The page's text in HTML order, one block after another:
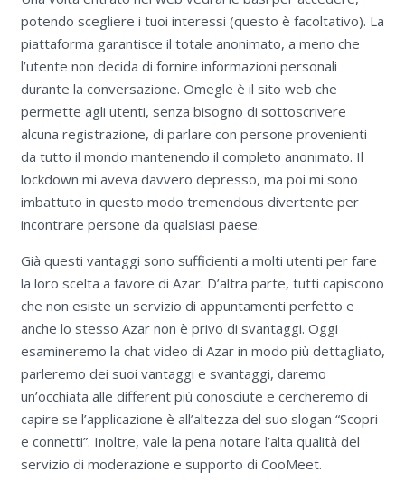
potendo scegliere i tuoi interessi (questo è facoltativo). La
piattaforma garantisce il totale anonimato, a meno che
l’utente non decida di fornire informazioni personali
durante la conversazione. Omegle è il sito web che
permette agli utenti, senza bisogno di sottoscrivere
alcuna registrazione, di parlare con persone provenienti
da tutto il mondo mantenendo il completo anonimato. Il
lockdown mi aveva davvero depresso, ma poi mi sono
imbattuto in questo modo tremendous divertente per
incontrare persone da qualsiasi paese.
Già questi vantaggi sono sufficienti a molti utenti per fare
la loro scelta a favore di Azar. D’altra parte, tutti capiscono
che non esiste un servizio di appuntamenti perfetto e
anche lo stesso Azar non è privo di svantaggi. Oggi
esamineremo la chat video di Azar in modo più dettagliato,
parleremo dei suoi vantaggi e svantaggi, daremo
un’occhiata alle different più conosciute e cercheremo di
capire se l’applicazione è all’altezza del suo slogan “Scopri
e connetti”. Inoltre, vale la pena notare l’alta qualità del
servizio di moderazione e supporto di CooMeet.